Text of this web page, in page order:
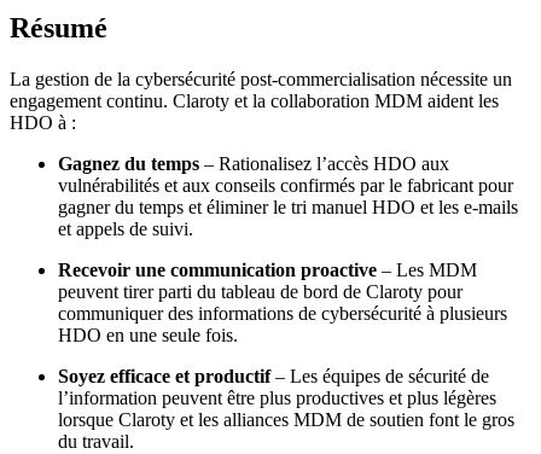
Résumé
La gestion de la cybersécurité post-commercialisation nécessite un
engagement continu. Claroty et la collaboration MDM aident les
HDO à :
Gagnez du temps – Rationalisez l’accès HDO aux
vulnérabilités et aux conseils confirmés par le fabricant pour
gagner du temps et éliminer le tri manuel HDO et les e-mails
et appels de suivi.
Recevoir une communication proactive – Les MDM
peuvent tirer parti du tableau de bord de Claroty pour
communiquer des informations de cybersécurité à plusieurs
HDO en une seule fois.
Soyez efficace et productif– Les équipes de sécurité de
l’information peuvent être plus productives et plus légères
lorsque Claroty et les alliances MDM de soutien font le gros
du travail.